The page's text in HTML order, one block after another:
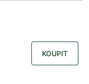
KOUPIT